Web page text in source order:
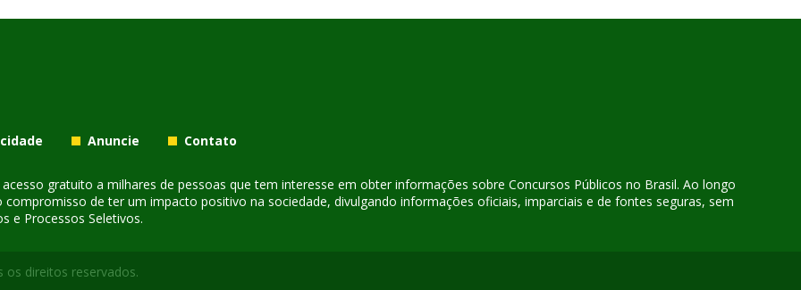
Anuncie Contato
gratuito a milhares de pessoas que tem interesse em obter informações sobre Concursos Públicos no Brasil. Ao longo
de ter um impacto positivo na sociedade, divulgando informações oficiais, imparciais e de fontes seguras, sem
e Processos Seletivos.
os direitos reservados.